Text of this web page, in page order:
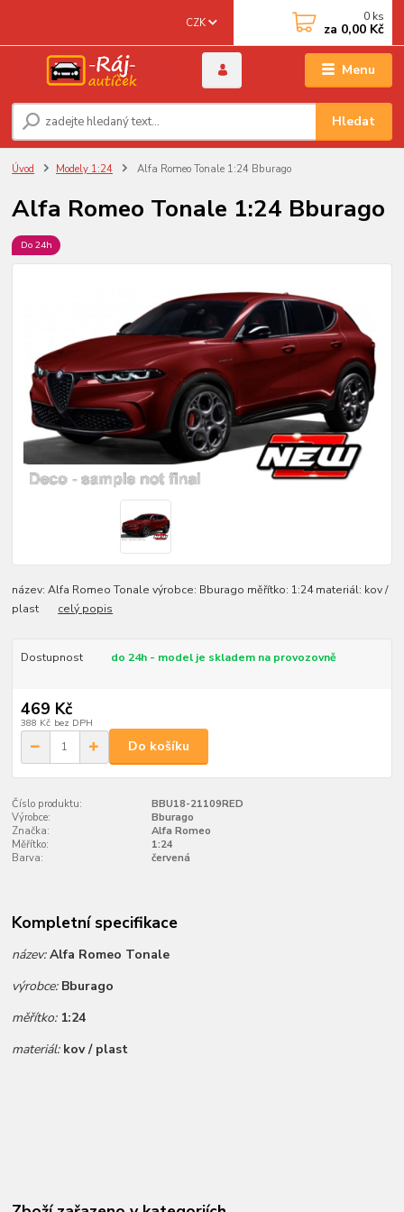
Menu
CZK
Hledat
0 ks
za 0,00 Kč
Úvod Modely 1:24 Alfa Romeo Tonale 1:24 Bburago
Alfa Romeo Tonale 1:24 Bburago
Do 24h
název: Alfa Romeo Tonale výrobce: Bburago měřítko: 1:24 materiál: kov /
plast celý popis
Dostupnost do 24h - model je skladem na provozovně
469 Kč
388 Kč bez DPH
Do košíku
Číslo produktu:
BBU18-21109RED
Výrobce:
Bburago
Značka:
Alfa Romeo
Měřítko:
1:24
Barva:
červená
Kompletní specifikace
název:Alfa Romeo Tonale
výrobce: Bburago
měřítko: 1:24
materiál: kov / plast